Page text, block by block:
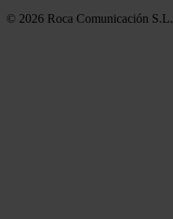
© 2026 Roca Comunicación S.L.